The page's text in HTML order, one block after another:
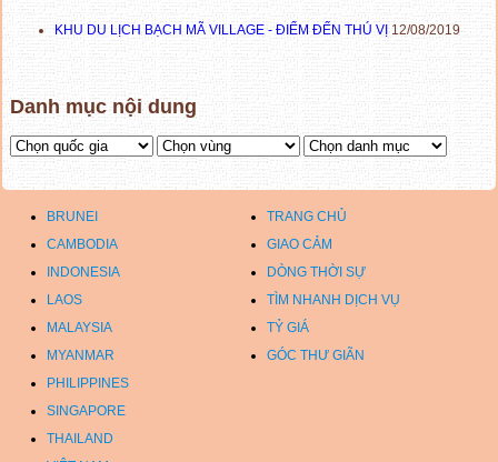
KHU DU LỊCH BẠCH MÃ VILLAGE - ĐIỂM ĐẾN THÚ VỊ12/08/2019
Danh mục nội dung
BRUNEI
TRANG CHỦ
CAMBODIA
GIAO CẢM
INDONESIA
DÒNG THỜI SỰ
LAOS
TÌM NHANH DỊCH VỤ
MALAYSIA
TỶ GIÁ
MYANMAR
GÓC THƯ GIÃN
PHILIPPINES
SINGAPORE
THAILAND